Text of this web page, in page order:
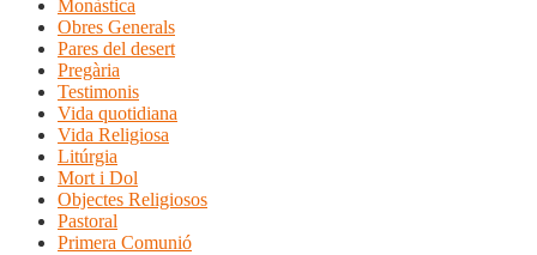
Monàstica
Obres Generals
Pares del desert
Pregària
Testimonis
Vida quotidiana
Vida Religiosa
Litúrgia
Mort i Dol
Objectes Religiosos
Pastoral
Primera Comunió